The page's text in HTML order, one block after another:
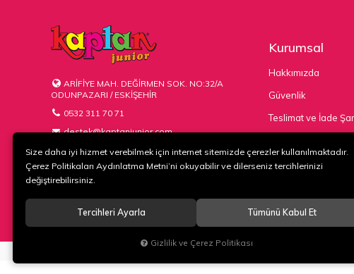
ARİFİYE MAH. DEĞİRMEN SOK. NO:32/A
ODUNPAZARI / ESKİŞEHİR
0532 311 70 71
destek@kaptanjunior.com
Kurumsal
Hakkımızda
Güvenlik
Teslimat ve İade
KAPTAN KUNDURA DERİ MAMÜLLERİ KONF. TİC. VE SAN. LTD. ŞTİ
Size daha iyi hizmet verebilmek için internet sitemizde çerezler kullanılmaktadır.
Çerez Politikaları Aydınlatma Metni’ni okuyabilir ve dilerseniz tercihlerinizi
değiştirebilirsiniz.
Tercihleri Ayarla Tümünü Kabul Et
Gizlilik ve Çerez Politikası